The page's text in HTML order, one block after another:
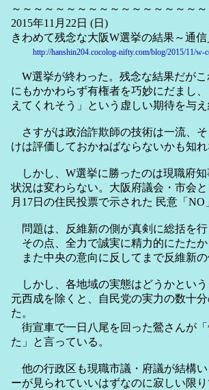
～～～～～～～～～～～～～～～～～
2015年11月22日 (日)
きわめて残念な大阪W選挙の結果～通信
http://hanshin204.cocolog-nifty.com/blog/2015/11/w-
W選挙が終わった。残念な結果だが
にもかかわらず有権者を巧妙にだまし
えてくれそう」という虚しい期待を与
さすがは政治詐欺師の技術は一流、
けは評価しておかねばならないかも知れ
しかし、W選挙に勝ったのは現職府
状況は変わらない。大阪府議会・市会
月17日の住民投票で示された 民意「NO
問題は、反維新の側が真剣に総括を行
その点、全力で誠実に精力的にたたか
また中央の意向に反してまで反維新の
しかし、各地域の実態はどうかとい
元西成を除くと、自民党の実力の数十
た。
街宣車で一日八尾を回った鶯さんが
た」と言っている。
他の行政区も現職市議・府議が結構
ーが見られていいはずなのに寂しい限